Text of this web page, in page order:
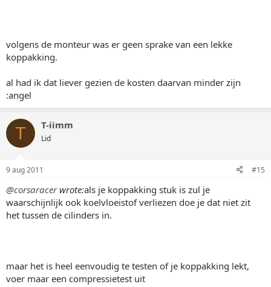
volgens de monteur was er geen sprake van een lekke
koppakking.
al had ik dat liever gezien de kosten daarvan minder zijn
:angel
T T-iimm
Lid
9 aug 2011 #15
@corsaracerwrote:als je koppakking stuk is zul je
waarschijnlijk ook koelvloeistof verliezen doe je dat niet zit
het tussen de cilinders in.
maar het is heel eenvoudig te testen of je koppakking lekt,
voer maar een compressietest uit